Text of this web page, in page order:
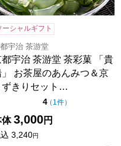
入りに登録する
ーシャルギフト
宇治 茶游堂
都宇治 茶游堂 茶彩菓 「貴
」 お茶屋のあんみつ＆京
ずきりセット…
4点（5点満点中）
（ 1件の評価
）
体 3,000円
3,240円